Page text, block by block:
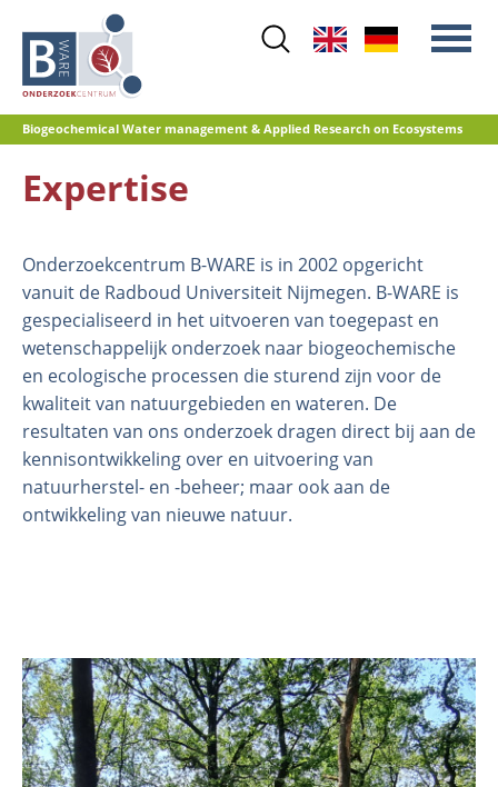
main
content
Biogeochemical Water management & Applied Research on Ecosystems
Main
menuStikstof
Herstelbeheer
Natuurontwikkeling
Veenoxidatie en broeikasgasemissies
Referentiedatabase GRIP
Organisatie
Expertise
Onderzoekcentrum B-WARE is in 2002 opgericht
vanuit de Radboud Universiteit Nijmegen. B-WARE is
gespecialiseerd in het uitvoeren van toegepast en
wetenschappelijk onderzoek naar biogeochemische
en ecologische processen die sturend zijn voor de
kwaliteit van natuurgebieden en wateren. De
resultaten van ons onderzoek dragen direct bij aan de
kennisontwikkeling over en uitvoering van
natuurherstel- en -beheer; maar ook aan de
ontwikkeling van nieuwe natuur.